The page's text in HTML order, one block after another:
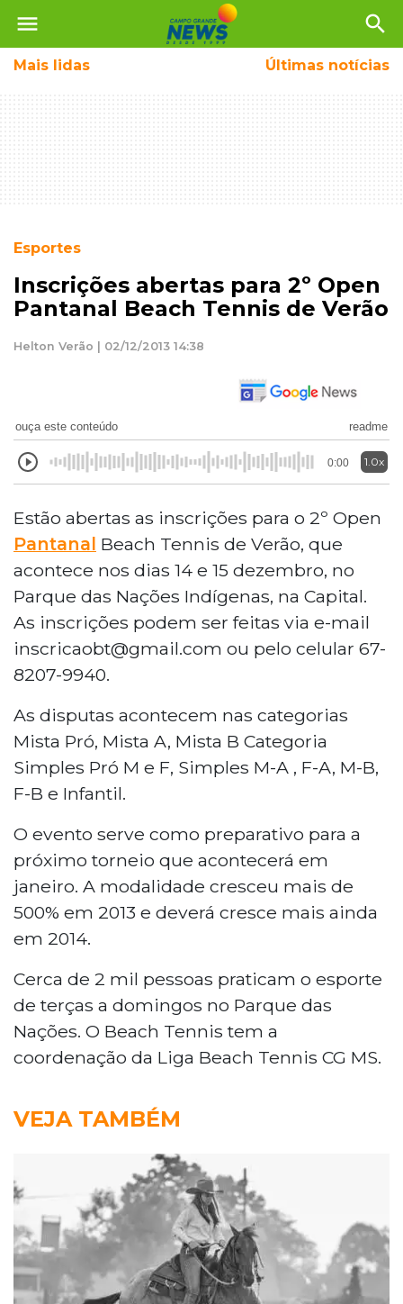
menu search
Mais lidas Últimas notícias
Esportes
Inscrições abertas para 2º Open
Pantanal Beach Tennis de Verão
Helton Verão | 02/12/2013 14:38
ouça este conteúdo readme
0:00 1.0x
Estão abertas as inscrições para o 2º Open
Pantanal Beach Tennis de Verão, que
acontece nos dias 14 e 15 dezembro, no
Parque das Nações Indígenas, na Capital.
As inscrições podem ser feitas via e-mail
inscricaobt@gmail.com ou pelo celular 67-
8207-9940.
As disputas acontecem nas categorias
Mista Pró, Mista A, Mista B Categoria
Simples Pró M e F, Simples M-A , F-A, M-B,
F-B e Infantil.
O evento serve como preparativo para a
próximo torneio que acontecerá em
janeiro. A modalidade cresceu mais de
500% em 2013 e deverá cresce mais ainda
em 2014.
Cerca de 2 mil pessoas praticam o esporte
de terças a domingos no Parque das
Nações. O Beach Tennis tem a
coordenação da Liga Beach Tennis CG MS.
VEJA TAMBÉM